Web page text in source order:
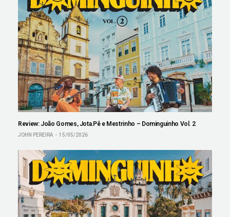
Review: João Gomes, Jota.Pê e Mestrinho – Dominguinho Vol. 2
JOHN PEREIRA 15/05/2026